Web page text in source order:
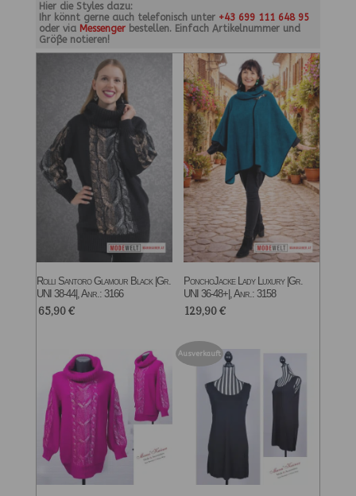
Hier die Styles dazu:
Ihr könnt gerne auch telefonisch unter +43 699 111 648 95
oder via Messengerbestellen. Einfach Artikelnummer und
Größe notieren!
Rolli Santoro Glamour Black |Gr.
UNI 38-44|, Anr.: 3166
65,90€
PonchoJacke Lady Luxury |Gr.
UNI 36-48+|, Anr.: 3158
129,90€
Ausverkauft